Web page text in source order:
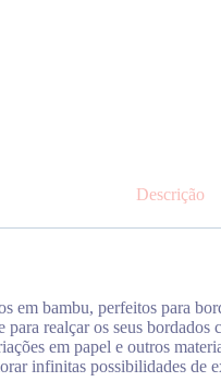
Descrição
em bambu, perfeitos para
para realçar os seus
em papel e outros
infinitas possibilidades de